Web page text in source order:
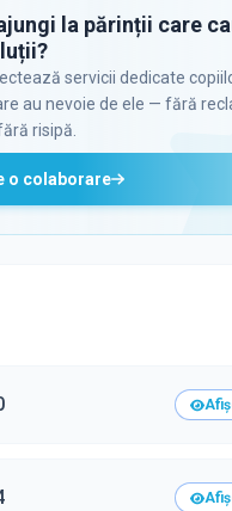
la părinții care
servicii dedicate
au nevoie de ele — fără
risipă.
o colaborare